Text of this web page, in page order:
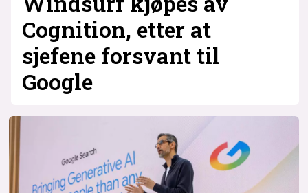
Cognition, etter at
sjefene forsvant til
Google